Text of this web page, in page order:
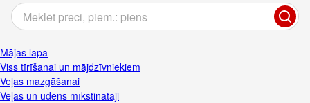
Mājas lapa
Viss tīrīšanai un mājdzīvniekiem
Veļas mazgāšanai
Veļas un ūdens mīkstinātāji